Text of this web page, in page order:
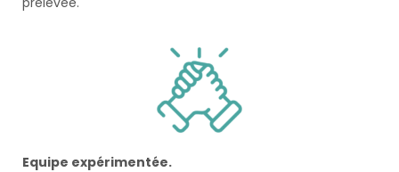
Equipe expérimentée.